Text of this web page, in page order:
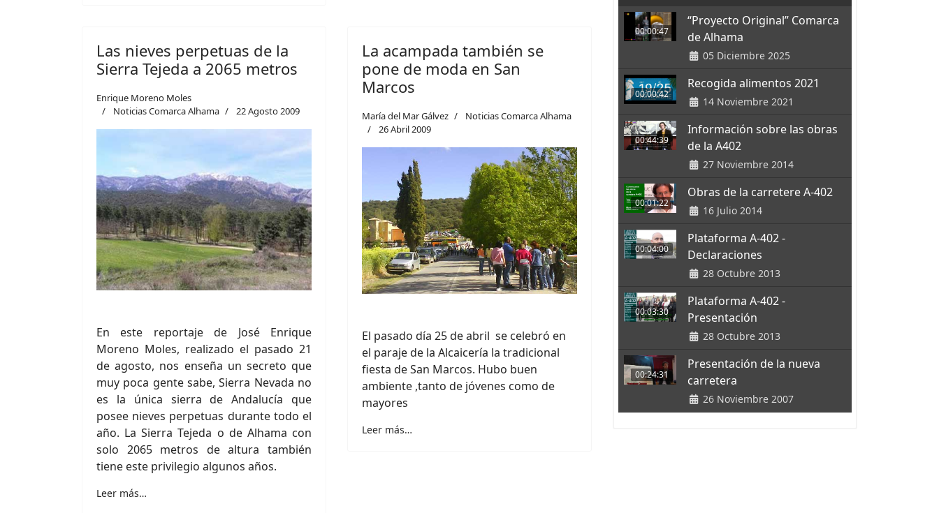
Las nieves perpetuas de la
Sierra Tejeda a 2065 metros
Enrique Moreno Moles
Noticias Comarca Alhama
22 Agosto 2009
En este reportaje de José Enrique
Moreno Moles, realizado el pasado 21
de agosto, nos enseña un secreto que
muy poca gente sabe, Sierra Nevada no
es la única sierra de Andalucía que
posee nieves perpetuas durante todo el
año. La Sierra Tejeda o de Alhama con
solo 2065 metros de altura también
tiene este privilegio algunos años.
Leer más…
La acampada también se
pone de moda en San
Marcos
María del Mar Gálvez
Noticias Comarca Alhama
26 Abril 2009
El pasado día 25 de abril se celebró en
el paraje de la Alcaicería la tradicional
fiesta de San Marcos. Hubo buen
ambiente ,tanto de jóvenes como de
mayores
Leer más…
00:00:47
“Proyecto Original” Comarca
de Alhama
05 Diciembre 2025
00:00:42
Recogida alimentos 2021
14 Noviembre 2021
00:44:39
Información sobre las obras
de la A402
27 Noviembre 2014
00:01:22
Obras de la carretere A-402
16 Julio 2014
00:04:00
Plataforma A-402 -
Declaraciones
28 Octubre 2013
00:03:30
Plataforma A-402 -
Presentación
28 Octubre 2013
00:24:31
Presentación de la nueva
carretera
26 Noviembre 2007